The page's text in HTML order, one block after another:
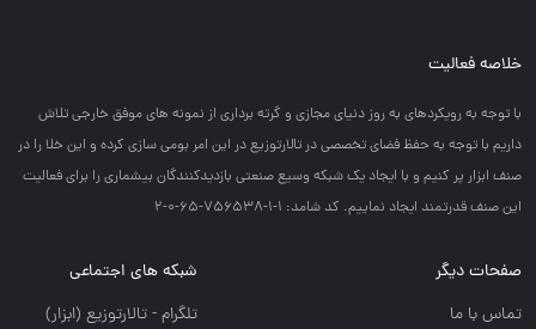
خلاصه فعالیت
با توجه به رويكردهاي به روز دنياي مجازي و گرته برداري از نمونه هاي موفق خارجي تلاش
داريم با توجه به حفظ فضاي تخصصي در تالارتوزيع در اين امر بومي سازي كرده و اين خلا را در
صنف ابزار پر كنيم و با ايجاد يك شبكه وسيع صنعتي بازديدكنندگان بيشماري را براي فعاليت
اين صنف قدرتمند ايجاد نماييم. کد شامد: 1-1-756538-65-0-2
صفحات دیگر
تماس با ما
شبکه های اجتماعی
تلگرام - تالارتوزيع (ابزار)